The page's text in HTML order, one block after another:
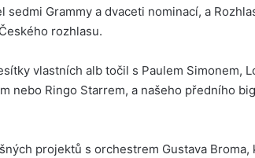
Grammy a dvaceti nominací, a
rozhlasu.
vlastních alb točil s Paulem Simonem,
nebo Ringo Starrem, a našeho předního
projektů s orchestrem Gustava